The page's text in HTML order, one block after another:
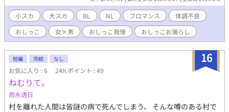
好きなシチュエーションだけつまみ食いOK！笑
小スカ 大スカ BL NL ブロマンス
体調不良
おしっこ
女×男 おしっこ我慢 おしっこお漏らし
16
短編 完結 なし
お気に入り : 6 24h.ポイント : 49
ねむりて。
雨水透日
村を離れた人間は皆謎の病で死んでしまう。 そんな噂のある村で